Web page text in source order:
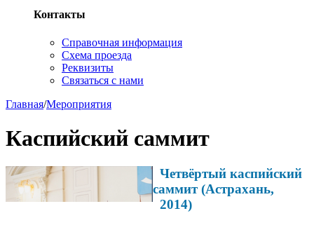
Контакты
Справочная информация
Схема проезда
Реквизиты
Связаться с нами
Главная/Мероприятия
Каспийский саммит
Четвёртый каспийский
саммит (Астрахань,
2014)